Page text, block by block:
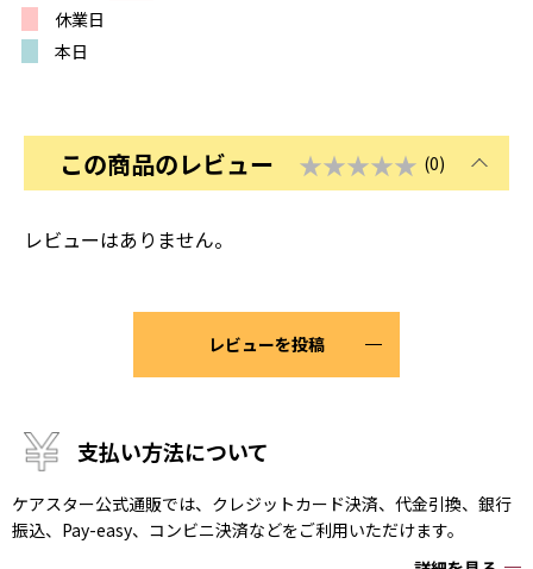
休業日
本日
この商品のレビュー ★★★★★ (0)
レビューはありません。
レビューを投稿
支払い方法について
ケアスター公式通販では、クレジットカード決済、代金引換、銀行
振込、Pay-easy、コンビニ決済などをご利用いただけます。